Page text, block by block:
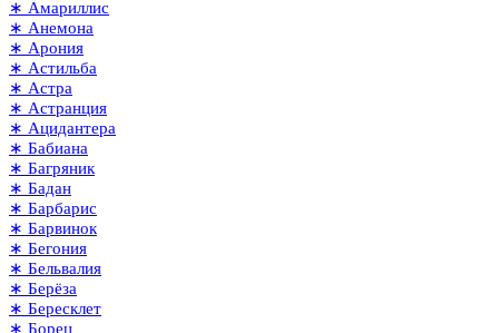
∗ Амариллис
∗ Анемона
∗ Арония
∗ Астильба
∗ Астра
∗ Астранция
∗ Ацидантера
∗ Бабиана
∗ Багряник
∗ Бадан
∗ Барбарис
∗ Барвинок
∗ Бегония
∗ Бельвалия
∗ Берёза
∗ Бересклет
∗ Борец